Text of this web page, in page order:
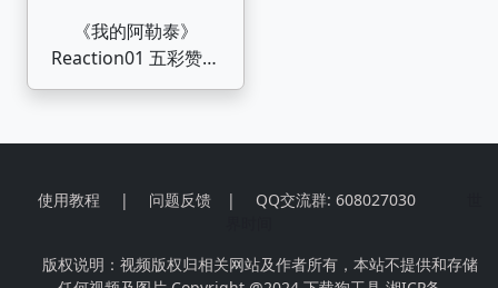
《我的阿勒泰》
Reaction01 五彩赞叹
风光美，文秀回到阿勒
使用教程 | 问题反馈 | QQ交流群: 608027030
版权说明：视频版权归相关网站及作者所有，本站不提供和存储